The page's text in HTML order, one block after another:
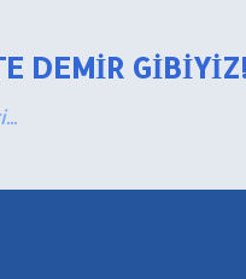
DEMIR